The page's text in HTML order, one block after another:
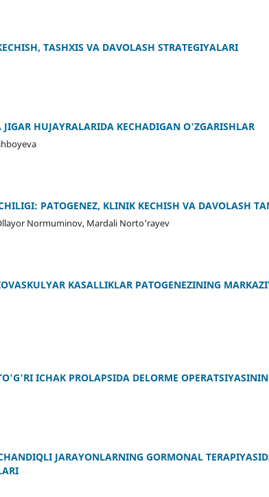
TASHXIS VA DAVOLASH STRATEGIYALARI
HUJAYRALARIDA KECHADIGAN O'ZGARISHLAR
PATOGENEZ, KLINIK KECHISH VA DAVOLASH
Normuminov, Mardali Norto'rayev
KASALLIKLAR PATOGENEZINING
ICHAK PROLAPSIDA DELORME
JARAYONLARNING GORMONAL